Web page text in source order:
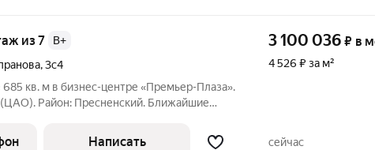
из 7
B+
,3с4
кв. м в бизнес-центре «Премьер-Плаза».
Район: Пресненский. Ближайшие
площадь: 17000; - Код налоговой:
3 100 036 ₽ в
4 526 ₽ за м²
Написать сейчас